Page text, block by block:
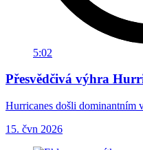
5:02
Přesvědčivá výhra
Hurricanes došli dominantním
15. čvn 2026